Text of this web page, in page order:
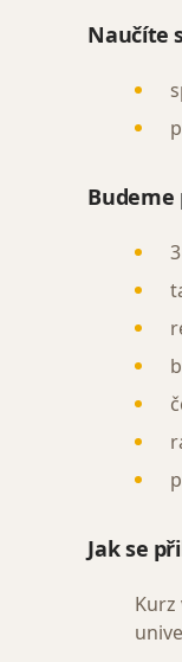
Naučíte
Budeme
Jak se